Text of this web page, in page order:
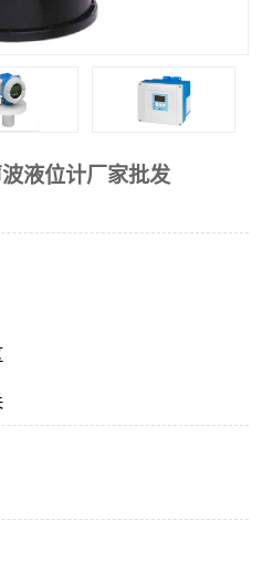
液位计厂家批发
锅炉水位计
加油站液位仪